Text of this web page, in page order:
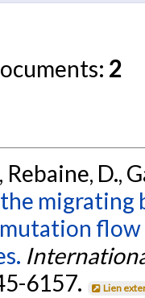
2
Rebaine, D.,
flow
6157. Lien